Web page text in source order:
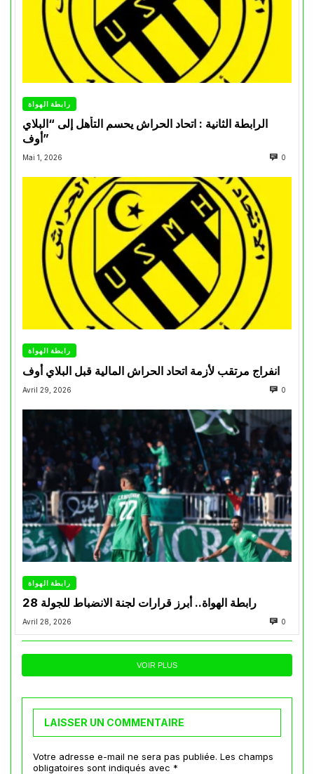
رابطة الهواة
الرابطة الثانية : اتحاد الحراش يحسم التأهل إلى “البلاي
أوف”
Mai 1, 2026 0
رابطة الهواة
انفراج مرتقب لأزمة اتحاد الحراش المالية قبل البلاي أوف
Avril 29, 2026 0
رابطة الهواة
رابطة الهواة.. أبرز قرارات لجنة الانضباط للجولة 28
Avril 28, 2026 0
VOIR PLUS
LAISSER UN COMMENTAIRE
Votre adresse e-mail ne sera pas publiée. Les champs
obligatoires sont indiqués avec *